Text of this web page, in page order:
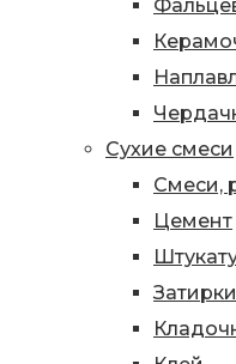
Сухие смеси
Смеси,
Цемент